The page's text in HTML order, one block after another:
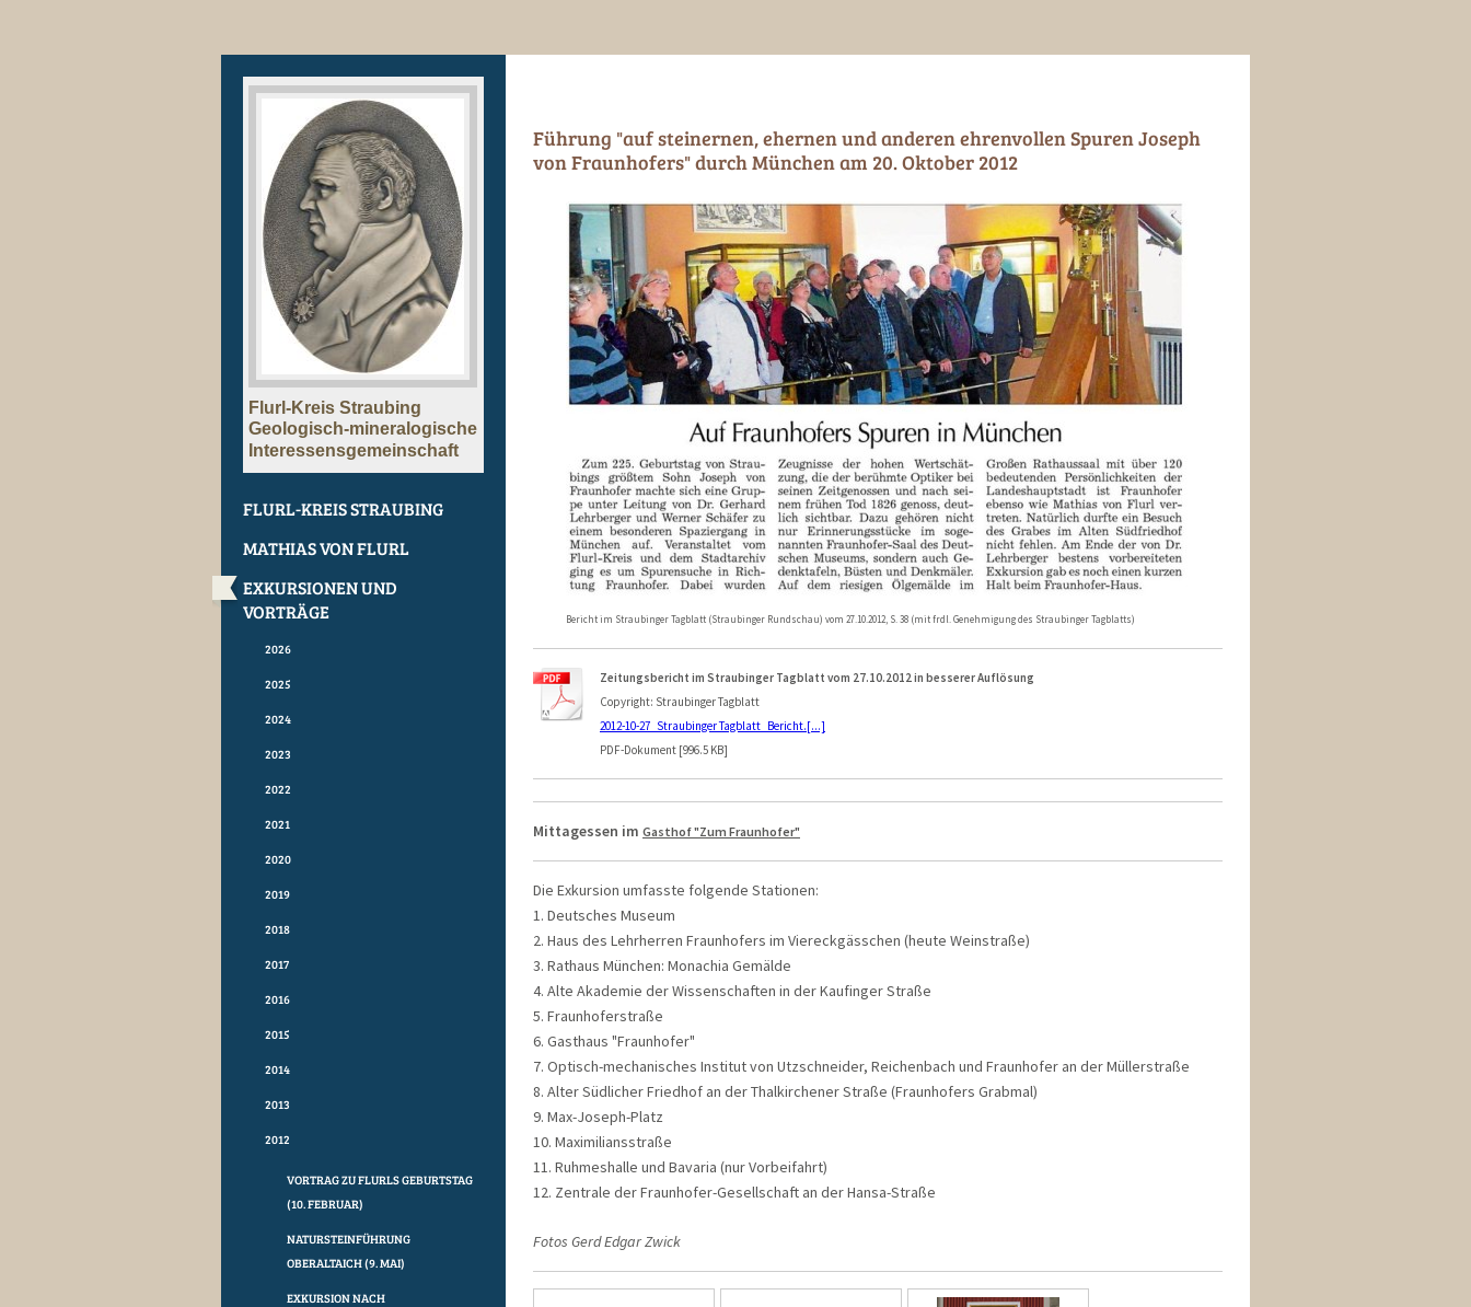
Flurl-Kreis Straubing
Geologisch-mineralogische
Interessensgemeinschaft
FLURL-KREIS STRAUBING
MATHIAS VON FLURL
EXKURSIONEN UND
VORTRÄGE
2026
2025
2024
2023
2022
2021
2020
2019
2018
2017
2016
2015
2014
2013
2012
VORTRAG ZU FLURLS GEBURTSTAG
(10. FEBRUAR)
NATURSTEINFÜHRUNG
OBERALTAICH (9. MAI)
EXKURSION NACH
Führung "auf steinernen, ehernen und anderen ehrenvollen Spuren Joseph
von Fraunhofers" durch München am 20. Oktober 2012
Bericht im Straubinger Tagblatt (Straubinger Rundschau) vom 27.10.2012, S. 38 (mit frdl. Genehmigung des Straubinger Tagblatts)
Zeitungsbericht im Straubinger Tagblatt vom 27.10.2012 in besserer Auflösung
Copyright: Straubinger Tagblatt
2012-10-27_Straubinger Tagblatt_Bericht.[...]
PDF-Dokument [996.5 KB]
Mittagessen im Gasthof "Zum Fraunhofer"
Die Exkursion umfasste folgende Stationen:
1. Deutsches Museum
2. Haus des Lehrherren Fraunhofers im Viereckgässchen (heute Weinstraße)
3. Rathaus München: Monachia Gemälde
4. Alte Akademie der Wissenschaften in der Kaufinger Straße
5. Fraunhoferstraße
6. Gasthaus "Fraunhofer"
7. Optisch-mechanisches Institut von Utzschneider, Reichenbach und Fraunhofer an der Müllerstraße
8. Alter Südlicher Friedhof an der Thalkirchener Straße (Fraunhofers Grabmal)
9. Max-Joseph-Platz
10. Maximiliansstraße
11. Ruhmeshalle und Bavaria (nur Vorbeifahrt)
12. Zentrale der Fraunhofer-Gesellschaft an der Hansa-Straße
Fotos Gerd Edgar Zwick